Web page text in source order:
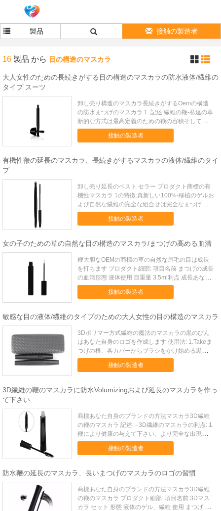
製品 接触の製造者
16 製品 から 目の構造のマスカラ
大人女性のための長続きがする目の構造のマスカラの防水液体/繊維の
タイプ スーツ
卸し売り構造のマスカラ長続きがするOemの構造
の防水まつげのマスカラ 1. 記述:繊維の鞭-私達の革
新的な方式は最高定義のための鞭の容積そして長さ
を高めます。日常使用と特別の日偉大な人は、あな
たの目より明るくおよび目がさめている多くに見ま
用して拡大してい...
接触の製造者
有機性鞭の延長のマスカラ、長続きがするマスカラの液体/繊維のタイ
プ
卸し売り延長のベスト セラー プロダクト商標の有
機性マスカラ 1の特徴:真新しい100%-移植のゲルお
よび自然な繊維の完全な組合せは完全なまつげを与
えることができます -まつげは直ちに黒くなり、及
びカールのまつげすぐに厚く持っています、当然、
接触の製造者
女の子のための草の自然な目の構造のマスカラ/まつげの高める血清
鞭大胆なOEMの商標の草の自然な眉毛の目は成長
を打ちます プロダクト細部: 項目名前 まつげの成長
の血清形態 液体使用 目重量 3.5ml利点 成長あなた
のまつげ管色 映像として原料 草OEM/ODM 歓迎利
点 金庫及び成長のまつげ標準パッケージ 標準パッ
接触の製造者
敏感な目の液体/繊維のタイプのための大人女性の目の構造のマスカラ
3Dポリマー方式繊維の魔法のマスカラの黒のびん
はあなた自身のロゴを作成します 使用法: 1.Takeま
つげの根、各カバーからブラシをかけ始める黒いの
りまつげequably根から 2. 黒い繊維を取って下さ
い、3分の1の場所で穏やかにまつげにブラシをか
接触の製造者
3D繊維の鞭のマスカラに防水Volumizingおよび延長のマスカラを作っ
て下さい
商標あなた自身のブランドの方法マスカラ3D繊維
の鞭のマスカラ 記述: - 3D繊維のマスカラの利点: 1.
鞭により健康の与えて下さい。より完全な出現。 2.
適用すること容易。 3. 直ちにVolumizes及び
Extends 300%まで打ちます。 4. 長続きがする及び
接触の製造者
防水鞭の延長のマスカラ、長いまつげのマスカラのロゴの習慣
商標あなた自身のブランドの方法マスカラ3D繊維
の鞭のマスカラ プロダクト細部: 項目名前 3Dマス
カラ セット 形態 液体のゲル、繊維 使用 まつげ サ